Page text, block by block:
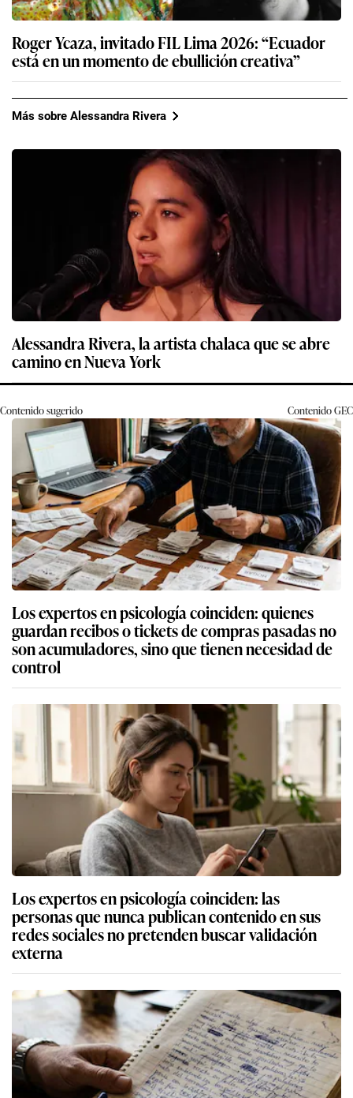
Roger Ycaza, invitado FIL Lima 2026: “Ecuador
está en un momento de ebullición creativa”
Más sobre Alessandra Rivera
Alessandra Rivera, la artista chalaca que se abre
camino en Nueva York
Contenido sugerido ContenidoGEC
Los expertos en psicología coinciden: quienes
guardan recibos o tickets de compras pasadas no
son acumuladores, sino que tienen necesidad de
control
Los expertos en psicología coinciden: las
personas que nunca publican contenido en sus
redes sociales no pretenden buscar validación
externa